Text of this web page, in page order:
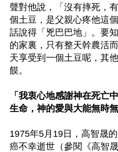
聲對他說，「沒有摔死，
個土豆，是父親心疼他這
話說得「兇巴巴地」。要
的家裏，只有整天幹農活
天享受到一個土豆呢，其
饃。
「我衷心地感謝神在死亡
生命，神的愛與大能無時
1975年5月19日，高智晟
癌不幸逝世（參閱《高智